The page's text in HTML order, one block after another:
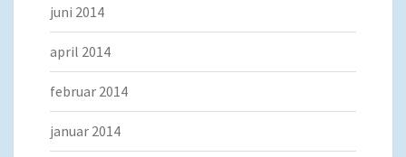
juni 2014
april 2014
februar 2014
januar 2014